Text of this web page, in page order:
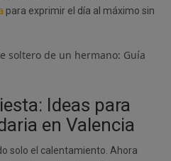
para exprimir el día al máximo sin
Ideas para
en Valencia
solo el calentamiento. Ahora